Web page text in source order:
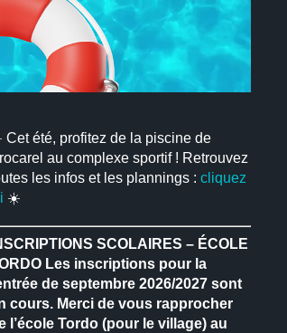
été, profitez de la piscine de
au complexe sportif ! Retrouvez
les infos et les plannings : cliquez
☀️
SCOLAIRES – ÉCOLE
Les inscriptions pour la
de septembre 2026/2027 sont
cours. Merci de vous rapprocher
l’école Tordo (pour le village) au